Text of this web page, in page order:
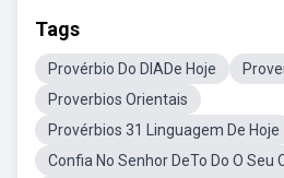
Tags
Provérbio Do DIADe Hoje
Proverbios Orientais
Provérbios 31 Linguagem De Hoje
Confia No Senhor DeTo Do O Seu